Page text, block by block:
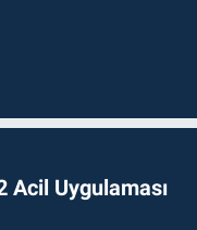
Acil Uygulaması